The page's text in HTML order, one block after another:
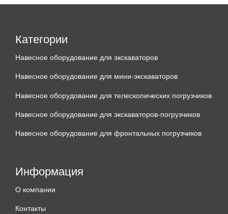
Категории
Навесное оборудование для экскаваторов
Навесное оборудование для мини-экскаваторов
Навесное оборудование для телескопических погрузчиков
Навесное оборудование для экскаваторов-погрузчиков
Навесное оборудование для фронтальных погрузчиков
Информация
О компании
Контакты